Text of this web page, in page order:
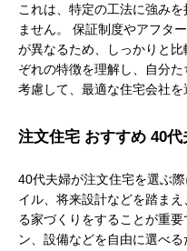
これは、特定の工法に強み
ません。 保証制度やアフタ
が異なるため、しっかりと
ぞれの特徴を理解し、自分
考慮して、最適な住宅会社を
注文住宅 おすすめ 40
40代夫婦が注文住宅を選ぶ
イル、将来設計などを踏ま
る家づくりをすることが重
ン、設備などを自由に選べ